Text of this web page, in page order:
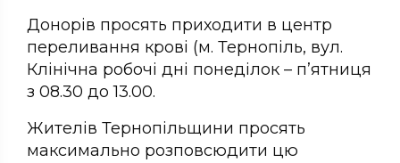
Донорів просять приходити в центр
переливання крові (м. Тернопіль, вул.
Клінічна робочі дні понеділок – п’ятниця
з 08.30 до 13.00.
Жителів Тернопільщини просять
максимально розповсюдити цю